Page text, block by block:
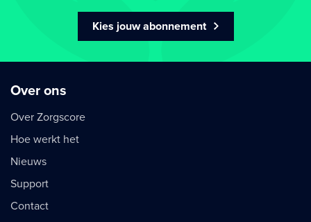
Kies jouw abonnement
Over ons
Over Zorgscore
Hoe werkt het
Nieuws
Support
Contact